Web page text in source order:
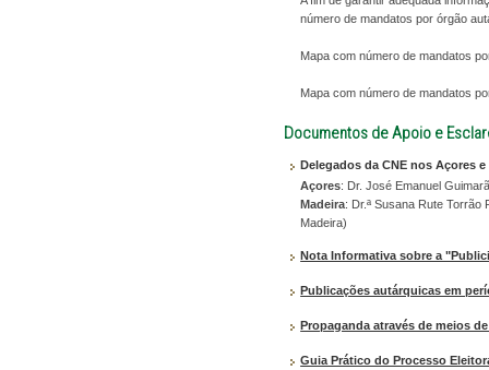
número de mandatos por órgão
Mapa com número de mandatos
Mapa com número de mandatos
Documentos de Apoio e
Delegados da CNE nos Açores e
Açores: Dr. José Emanuel
Madeira: Dr.ª Susana Rute
Madeira)
Nota Informativa sobre a
Publicações autárquicas em
Propaganda através de meios
Guia Prático do Processo